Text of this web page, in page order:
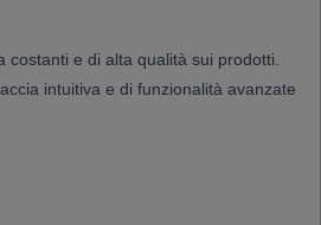
costanti e di alta qualità sui prodotti.
intuitiva e di funzionalità avanzate